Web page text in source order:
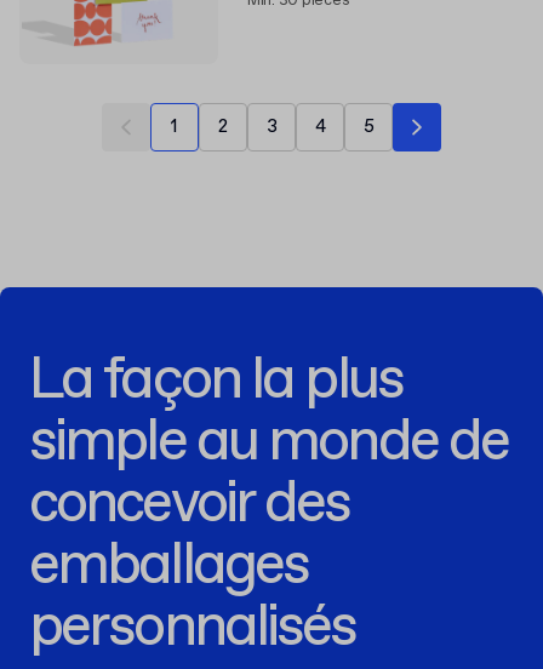
1 2 3 4 5
La façon la plus
simple au monde de
concevoir des
emballages
personnalisés